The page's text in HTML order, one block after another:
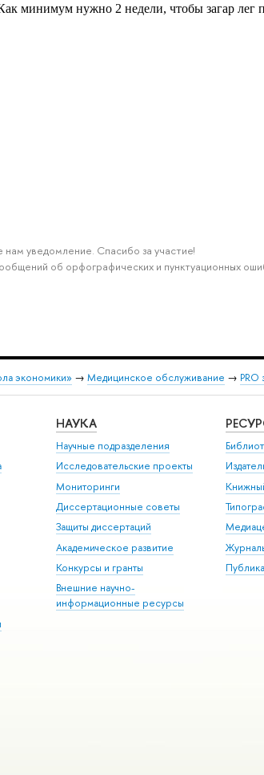
минимум нужно 2 недели, чтобы загар лег
уведомление. Спасибо за участие!
об орфографических и пунктуационных
экономики» → Медицинское обслуживание → PRO
НАУКА
Научные подразделения
Исследовательские проекты
Мониторинги
Диссертационные советы
Защиты диссертаций
Академическое развитие
Конкурсы и гранты
Внешние научно-
информационные ресурсы